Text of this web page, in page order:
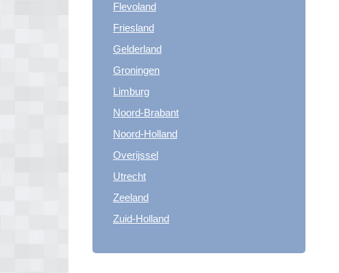
Flevoland
Friesland
Gelderland
Groningen
Limburg
Noord-Brabant
Noord-Holland
Overijssel
Utrecht
Zeeland
Zuid-Holland